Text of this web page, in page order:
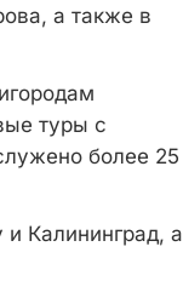
а также в
туры с
более 25
Калининград, а